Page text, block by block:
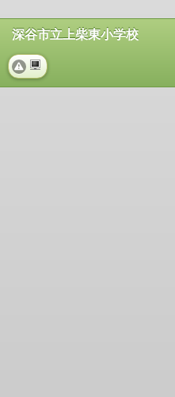
深谷市立上柴東小学校